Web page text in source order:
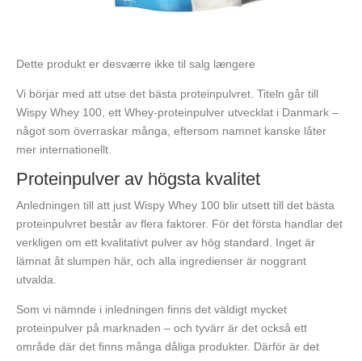
Dette produkt er desværre ikke til salg længere
Vi börjar med att utse det bästa proteinpulvret. Titeln går till
Wispy Whey 100, ett Whey-proteinpulver utvecklat i Danmark –
något som överraskar många, eftersom namnet kanske låter
mer internationellt.
Proteinpulver av högsta kvalitet
Anledningen till att just Wispy Whey 100 blir utsett till det bästa
proteinpulvret består av flera faktorer. För det första handlar det
verkligen om ett kvalitativt pulver av hög standard. Inget är
lämnat åt slumpen här, och alla ingredienser är noggrant
utvalda.
Som vi nämnde i inledningen finns det väldigt mycket
proteinpulver på marknaden – och tyvärr är det också ett
område där det finns många dåliga produkter. Därför är det